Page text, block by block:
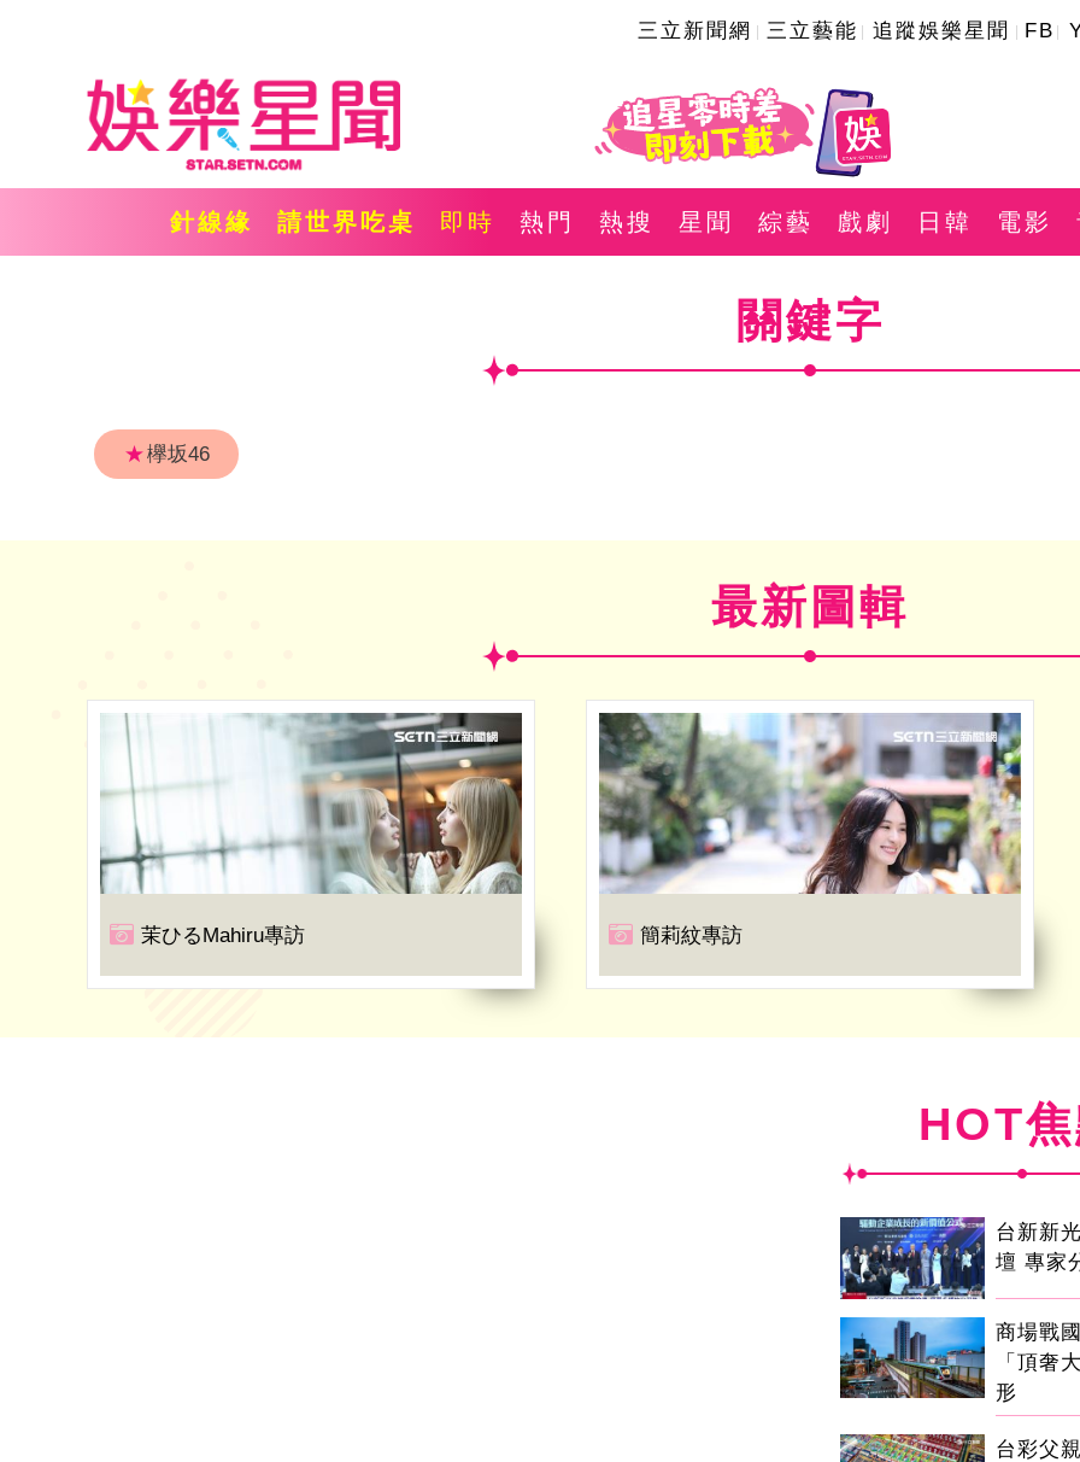
三立新聞網 三立藝能 追蹤娛樂星聞 FB
針線緣 請世界吃桌 即時 熱門 熱搜 星聞 綜藝 戲劇 日韓 電影
關鍵字
★欅坂46
最新圖輯
茉ひるMahiru專訪 簡莉紋專訪
HOT
台新新
壇 專家
商場戰
「頂奢
形
台彩父